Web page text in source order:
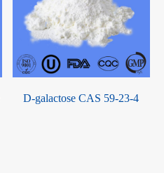
D-galactose CAS 59-23-4